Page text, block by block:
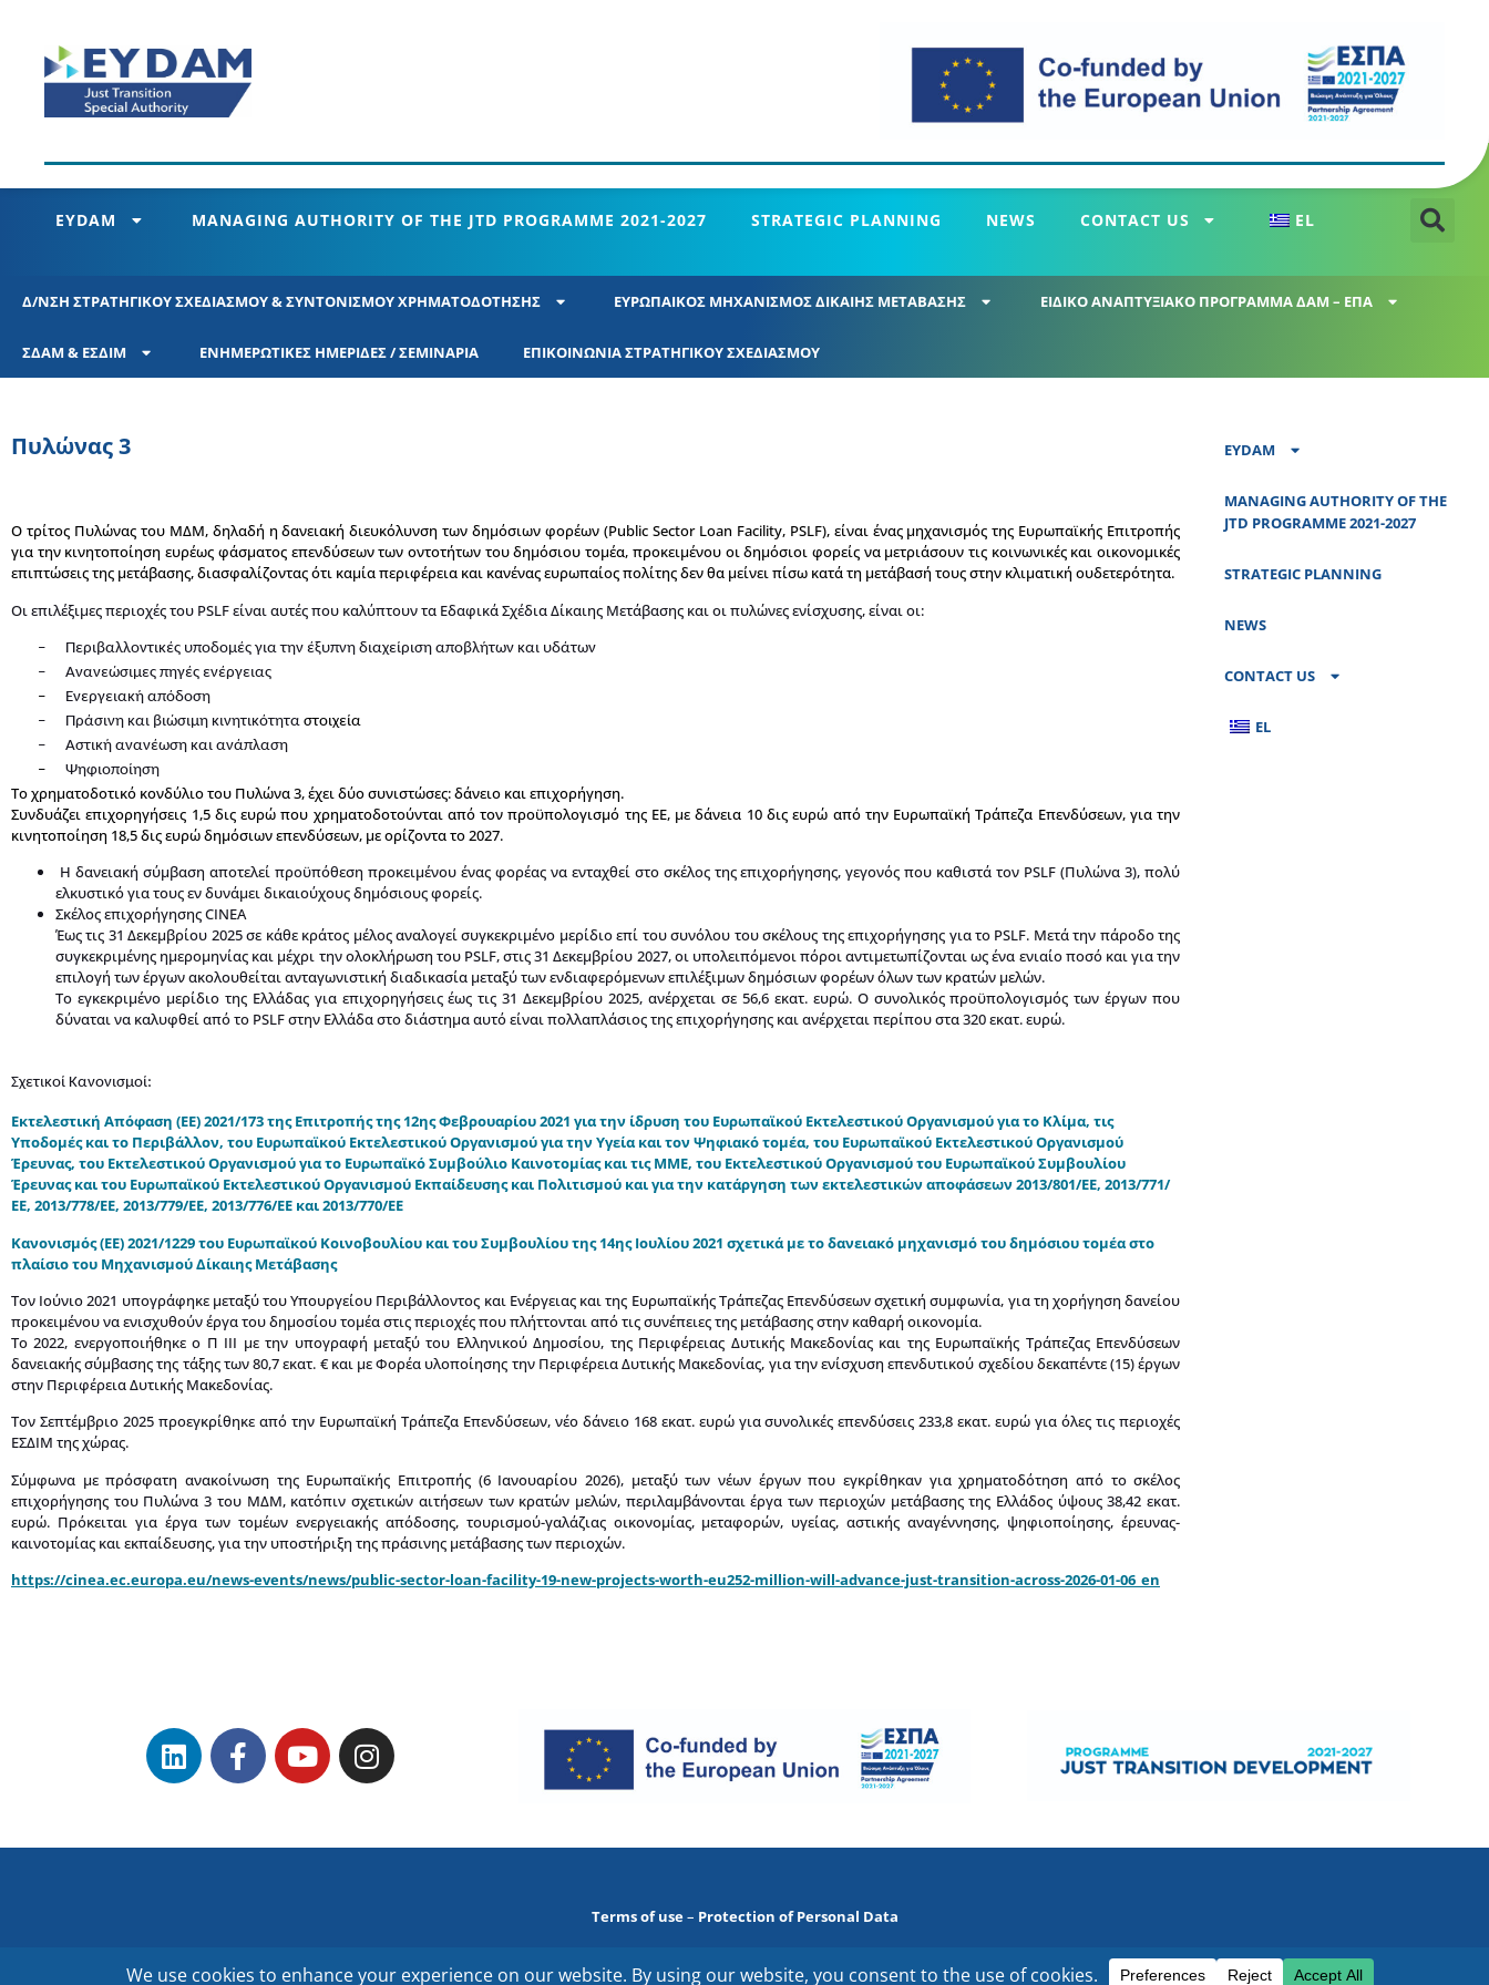
EYDAM MANAGING AUTHORITY OF THE JTD PROGRAMME 2021-2027 STRATEGIC PLANNING NEWS CONTACT US EL
Δ/ΝΣΗ ΣΤΡΑΤΗΓΙΚΟΥ ΣΧΕΔΙΑΣΜΟΥ &​ ΣΥΝΤΟΝΙΣΜΟΥ ΧΡΗΜΑΤΟΔΟΤΗΣΗΣ ΕΥΡΩΠΑΙΚΟΣ ΜΗΧΑΝΙΣΜΟΣ ΔΙΚΑΙΗΣ ΜΕΤΑΒΑΣΗΣ ΕΙΔΙΚΟ ΑΝΑΠΤΥΞΙΑΚΟ ΠΡΟΓΡΑΜΜΑ ΔΑΜ – ΕΠΑ
ΣΔΑΜ & ΕΣΔΙΜ ΕΝΗΜΕΡΩΤΙΚΕΣ ΗΜΕΡΙΔΕΣ / ΣΕΜΙΝΑΡΙΑ ΕΠΙΚΟΙΝΩΝΙΑ ΣΤΡΑΤΗΓΙΚΟΥ ΣΧΕΔΙΑΣΜΟΥ
Πυλώνας 3
O τρίτος Πυλώνας του ΜΔΜ, δηλαδή η δανειακή διευκόλυνση των δημόσιων φορέων (Public Sector Loan Facility, PSLF), είναι ένας μηχανισμός της Ευρωπαϊκής Επιτροπής
για την κινητοποίηση ευρέως φάσματος επενδύσεων των οντοτήτων του δημόσιου τομέα, προκειμένου οι δημόσιοι φορείς να μετριάσουν τις κοινωνικές και οικονομικές
επιπτώσεις της μετάβασης, διασφαλίζοντας ότι καμία περιφέρεια και κανένας ευρωπαίος πολίτης δεν θα μείνει πίσω κατά τη μετάβασή τους στην κλιματική ουδετερότητα.
Οι επιλέξιμες περιοχές του PSLF είναι αυτές που καλύπτουν τα Εδαφικά Σχέδια Δίκαιης Μετάβασης και οι πυλώνες ενίσχυσης, είναι οι:
–
Περιβαλλοντικές υποδομές για την έξυπνη διαχείριση αποβλήτων και υδάτων
–
Ανανεώσιμες πηγές ενέργειας
–
Ενεργειακή απόδοση
–
Πράσινη και βιώσιμη κινητικότητα στοιχεία
–
Αστική ανανέωση και ανάπλαση
–
Ψηφιοποίηση
Το χρηματοδοτικό κονδύλιο του Πυλώνα 3, έχει δύο συνιστώσες: δάνειο και επιχορήγηση.
Συνδυάζει επιχορηγήσεις 1,5 δις ευρώ που χρηματοδοτούνται από τον προϋπολογισμό της ΕΕ, με δάνεια 10 δις ευρώ από την Ευρωπαϊκή Τράπεζα Επενδύσεων, για την
κινητοποίηση 18,5 δις ευρώ δημόσιων επενδύσεων, με ορίζοντα το 2027.
Η δανειακή σύμβαση αποτελεί προϋπόθεση προκειμένου ένας φορέας να ενταχθεί στο σκέλος της επιχορήγησης, γεγονός που καθιστά τον PSLF (Πυλώνα 3), πολύ
ελκυστικό για τους εν δυνάμει δικαιούχους δημόσιους φορείς.
Σκέλος επιχορήγησης CINEA
Έως τις 31 Δεκεμβρίου 2025 σε κάθε κράτος μέλος αναλογεί συγκεκριμένο μερίδιο επί του συνόλου του σκέλους της επιχορήγησης για το PSLF. Μετά την πάροδο της
συγκεκριμένης ημερομηνίας και μέχρι την ολοκλήρωση του PSLF, στις 31 Δεκεμβρίου 2027, οι υπολειπόμενοι πόροι αντιμετωπίζονται ως ένα ενιαίο ποσό και για την
επιλογή των έργων ακολουθείται ανταγωνιστική διαδικασία μεταξύ των ενδιαφερόμενων επιλέξιμων δημόσιων φορέων όλων των κρατών μελών.
Το εγκεκριμένο μερίδιο της Ελλάδας για επιχορηγήσεις έως τις 31 Δεκεμβρίου 2025, ανέρχεται σε 56,6 εκατ. ευρώ. Ο συνολικός προϋπολογισμός των έργων που
δύναται να καλυφθεί από το PSLF στην Ελλάδα στο διάστημα αυτό είναι πολλαπλάσιος της επιχορήγησης και ανέρχεται περίπου στα 320 εκατ. ευρώ.
Σχετικοί Κανονισμοί:
Εκτελεστική Απόφαση (ΕΕ) 2021/173 της Επιτροπής της 12ης Φεβρουαρίου 2021 για την ίδρυση του Ευρωπαϊκού Εκτελεστικού Οργανισμού για το Κλίμα, τις
Υποδομές και το Περιβάλλον, του Ευρωπαϊκού Εκτελεστικού Οργανισμού για την Υγεία και τον Ψηφιακό τομέα, του Ευρωπαϊκού Εκτελεστικού Οργανισμού
Έρευνας, του Εκτελεστικού Οργανισμού για το Ευρωπαϊκό Συμβούλιο Καινοτομίας και τις ΜΜΕ, του Εκτελεστικού Οργανισμού του Ευρωπαϊκού Συμβουλίου
Έρευνας και του Ευρωπαϊκού Εκτελεστικού Οργανισμού Εκπαίδευσης και Πολιτισμού και για την κατάργηση των εκτελεστικών αποφάσεων 2013/801/ΕΕ, 2013/771/
ΕΕ, 2013/778/ΕΕ, 2013/779/ΕΕ, 2013/776/ΕΕ και 2013/770/ΕΕ
Κανονισμός (ΕΕ) 2021/1229 του Ευρωπαϊκού Κοινοβουλίου και του Συμβουλίου της 14ης Ιουλίου 2021 σχετικά με το δανειακό μηχανισμό του δημόσιου τομέα στο
πλαίσιο του Μηχανισμού Δίκαιης Μετάβασης
Τον Ιούνιο 2021 υπογράφηκε μεταξύ του Υπουργείου Περιβάλλοντος και Ενέργειας και της Ευρωπαϊκής Τράπεζας Επενδύσεων σχετική συμφωνία, για τη χορήγηση δανείου
προκειμένου να ενισχυθούν έργα του δημοσίου τομέα στις περιοχές που πλήττονται από τις συνέπειες της μετάβασης στην καθαρή οικονομία.
Το 2022, ενεργοποιήθηκε ο Π ΙΙΙ με την υπογραφή μεταξύ του Ελληνικού Δημοσίου, της Περιφέρειας Δυτικής Μακεδονίας και της Ευρωπαϊκής Τράπεζας Επενδύσεων
δανειακής σύμβασης της τάξης των 80,7 εκατ. € και με Φορέα υλοποίησης την Περιφέρεια Δυτικής Μακεδονίας, για την ενίσχυση επενδυτικού σχεδίου δεκαπέντε (15) έργων
στην Περιφέρεια Δυτικής Μακεδονίας.
Τον Σεπτέμβριο 2025 προεγκρίθηκε από την Ευρωπαϊκή Τράπεζα Επενδύσεων, νέο δάνειο 168 εκατ. ευρώ για συνολικές επενδύσεις 233,8 εκατ. ευρώ για όλες τις περιοχές
ΕΣΔΙΜ της χώρας.
Σύμφωνα με πρόσφατη ανακοίνωση της Ευρωπαϊκής Επιτροπής (6 Ιανουαρίου 2026), μεταξύ των νέων έργων που εγκρίθηκαν για χρηματοδότηση από το σκέλος
επιχορήγησης του Πυλώνα 3 του ΜΔΜ, κατόπιν σχετικών αιτήσεων των κρατών μελών, περιλαμβάνονται έργα των περιοχών μετάβασης της Ελλάδος ύψους 38,42 εκατ.
ευρώ. Πρόκειται για έργα των τομέων ενεργειακής απόδοσης, τουρισμού-γαλάζιας οικονομίας, μεταφορών, υγείας, αστικής αναγέννησης, ψηφιοποίησης, έρευνας-
καινοτομίας και εκπαίδευσης, για την υποστήριξη της πράσινης μετάβασης των περιοχών.
https://cinea.ec.europa.eu/news-events/news/public-sector-loan-facility-19-new-projects-worth-eu252-million-will-advance-just-transition-across-2026-01-06_en
EYDAM
MANAGING AUTHORITY OF THE
JTD PROGRAMME 2021-2027
STRATEGIC PLANNING
NEWS
CONTACT US
EL
Terms of use– Protection of Personal Data